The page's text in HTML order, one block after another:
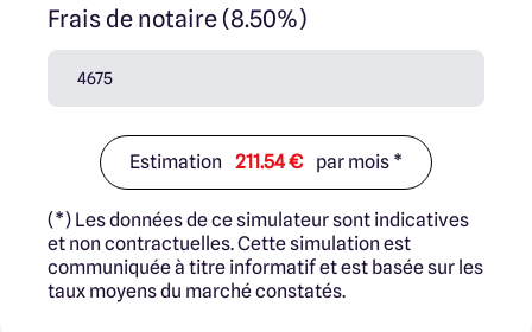
Frais de notaire (8.50%)
Estimation 211.54 € par mois *
(*) Les données de ce simulateur sont indicatives
et non contractuelles. Cette simulation est
communiquée à titre informatif et est basée sur les
taux moyens du marché constatés.